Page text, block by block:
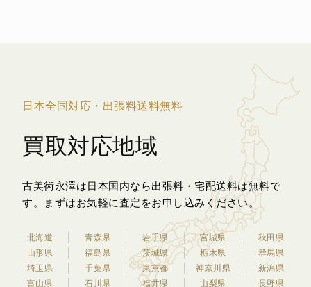
日本全国対応・出張料送料無料
買取対応地域
古美術永澤は日本国内なら出張料・宅配送料は無料で
す。
まずはお気軽に査定をお申し込みください。
北海道 青森県 岩手県 宮城県
秋田県
山形県
福島県 茨城県 栃木県
群馬県
埼玉県
千葉県 東京都 神奈川県
新潟県
富山県
石川県 福井県 山梨県
長野県